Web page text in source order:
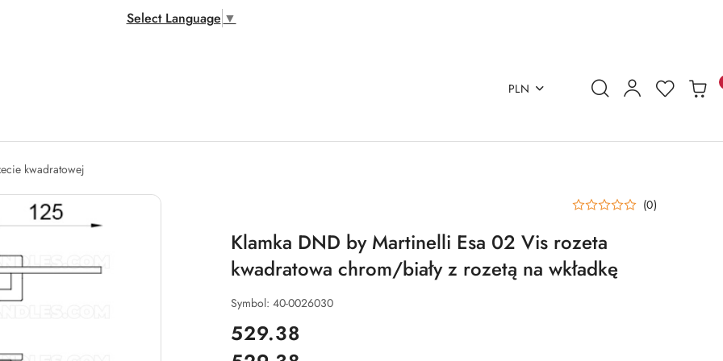
Select Language ▼
PLN
kwadratowej
(0)
Klamka DND by Martinelli Esa 02 Vis rozeta
kwadratowa chrom/biały z rozetą na wkładkę
Symbol: 40-0026030
cena:
529.38